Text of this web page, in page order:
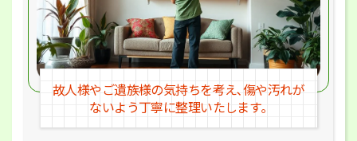
故人様やご遺族様の気持ちを考え､傷や汚れが
ないよう丁寧に整理いたします｡